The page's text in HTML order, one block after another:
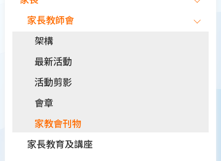
家長教師會
架構
最新活動
活動剪影
會章
家教會刊物
家長教育及講座